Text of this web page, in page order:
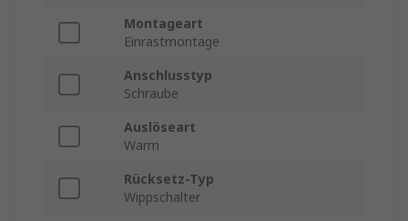
Montageart
Einrastmontage
Anschlusstyp
Schraube
Auslöseart
Warm
Rücksetz-Typ
Wippschalter